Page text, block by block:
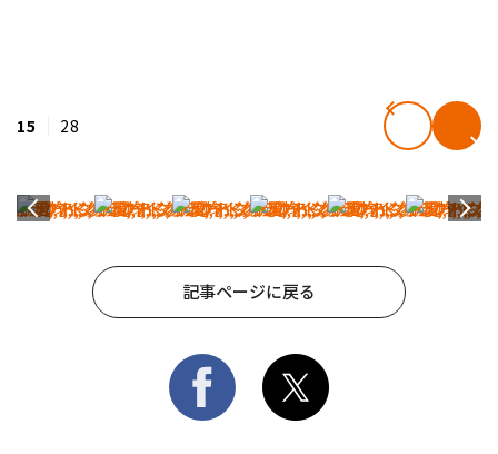
15 28
記事ページに戻る